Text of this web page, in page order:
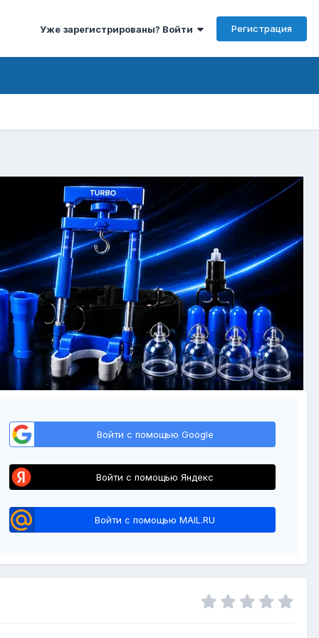
Уже зарегистрированы? Войти Регистрация
Войти с помощью Google
Войти с помощью Яндекс
Войти с помощью MAIL.RU